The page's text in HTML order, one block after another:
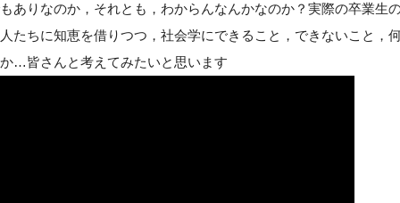
ありなのか，それとも，わからんなんかなのか？実際の卒業生
たちに知恵を借りつつ，社会学にできること，できないこと，
…皆さんと考えてみたいと思います